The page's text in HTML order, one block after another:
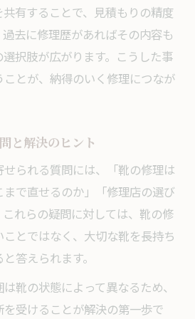
有することで、見積もりの精度
去に修理歴があればその内容も
択肢が広がります。こうした事
とが、納得のいく修理につなが
と解決のヒント
られる質問には、「靴の修理は
で直せるのか」「修理店の選び
れらの疑問に対しては、靴の修
とではなく、大切な靴を長持ち
答えられます。
靴の状態によって異なるため、
受けることが解決の第一歩で